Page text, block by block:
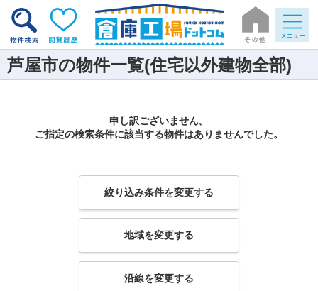
芦屋市の物件一覧(住宅以外建物全部)
申し訳ございません。
ご指定の検索条件に該当する物件はありませんでした。
絞り込み条件を変更する
地域を変更する
沿線を変更する